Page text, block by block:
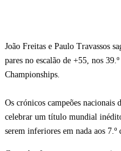
João Freitas e Paulo Travassos
pares no escalão de +55, nos
Championships.
Os crónicos campeões nacionais
celebrar um título mundial
serem inferiores em nada aos 7.º